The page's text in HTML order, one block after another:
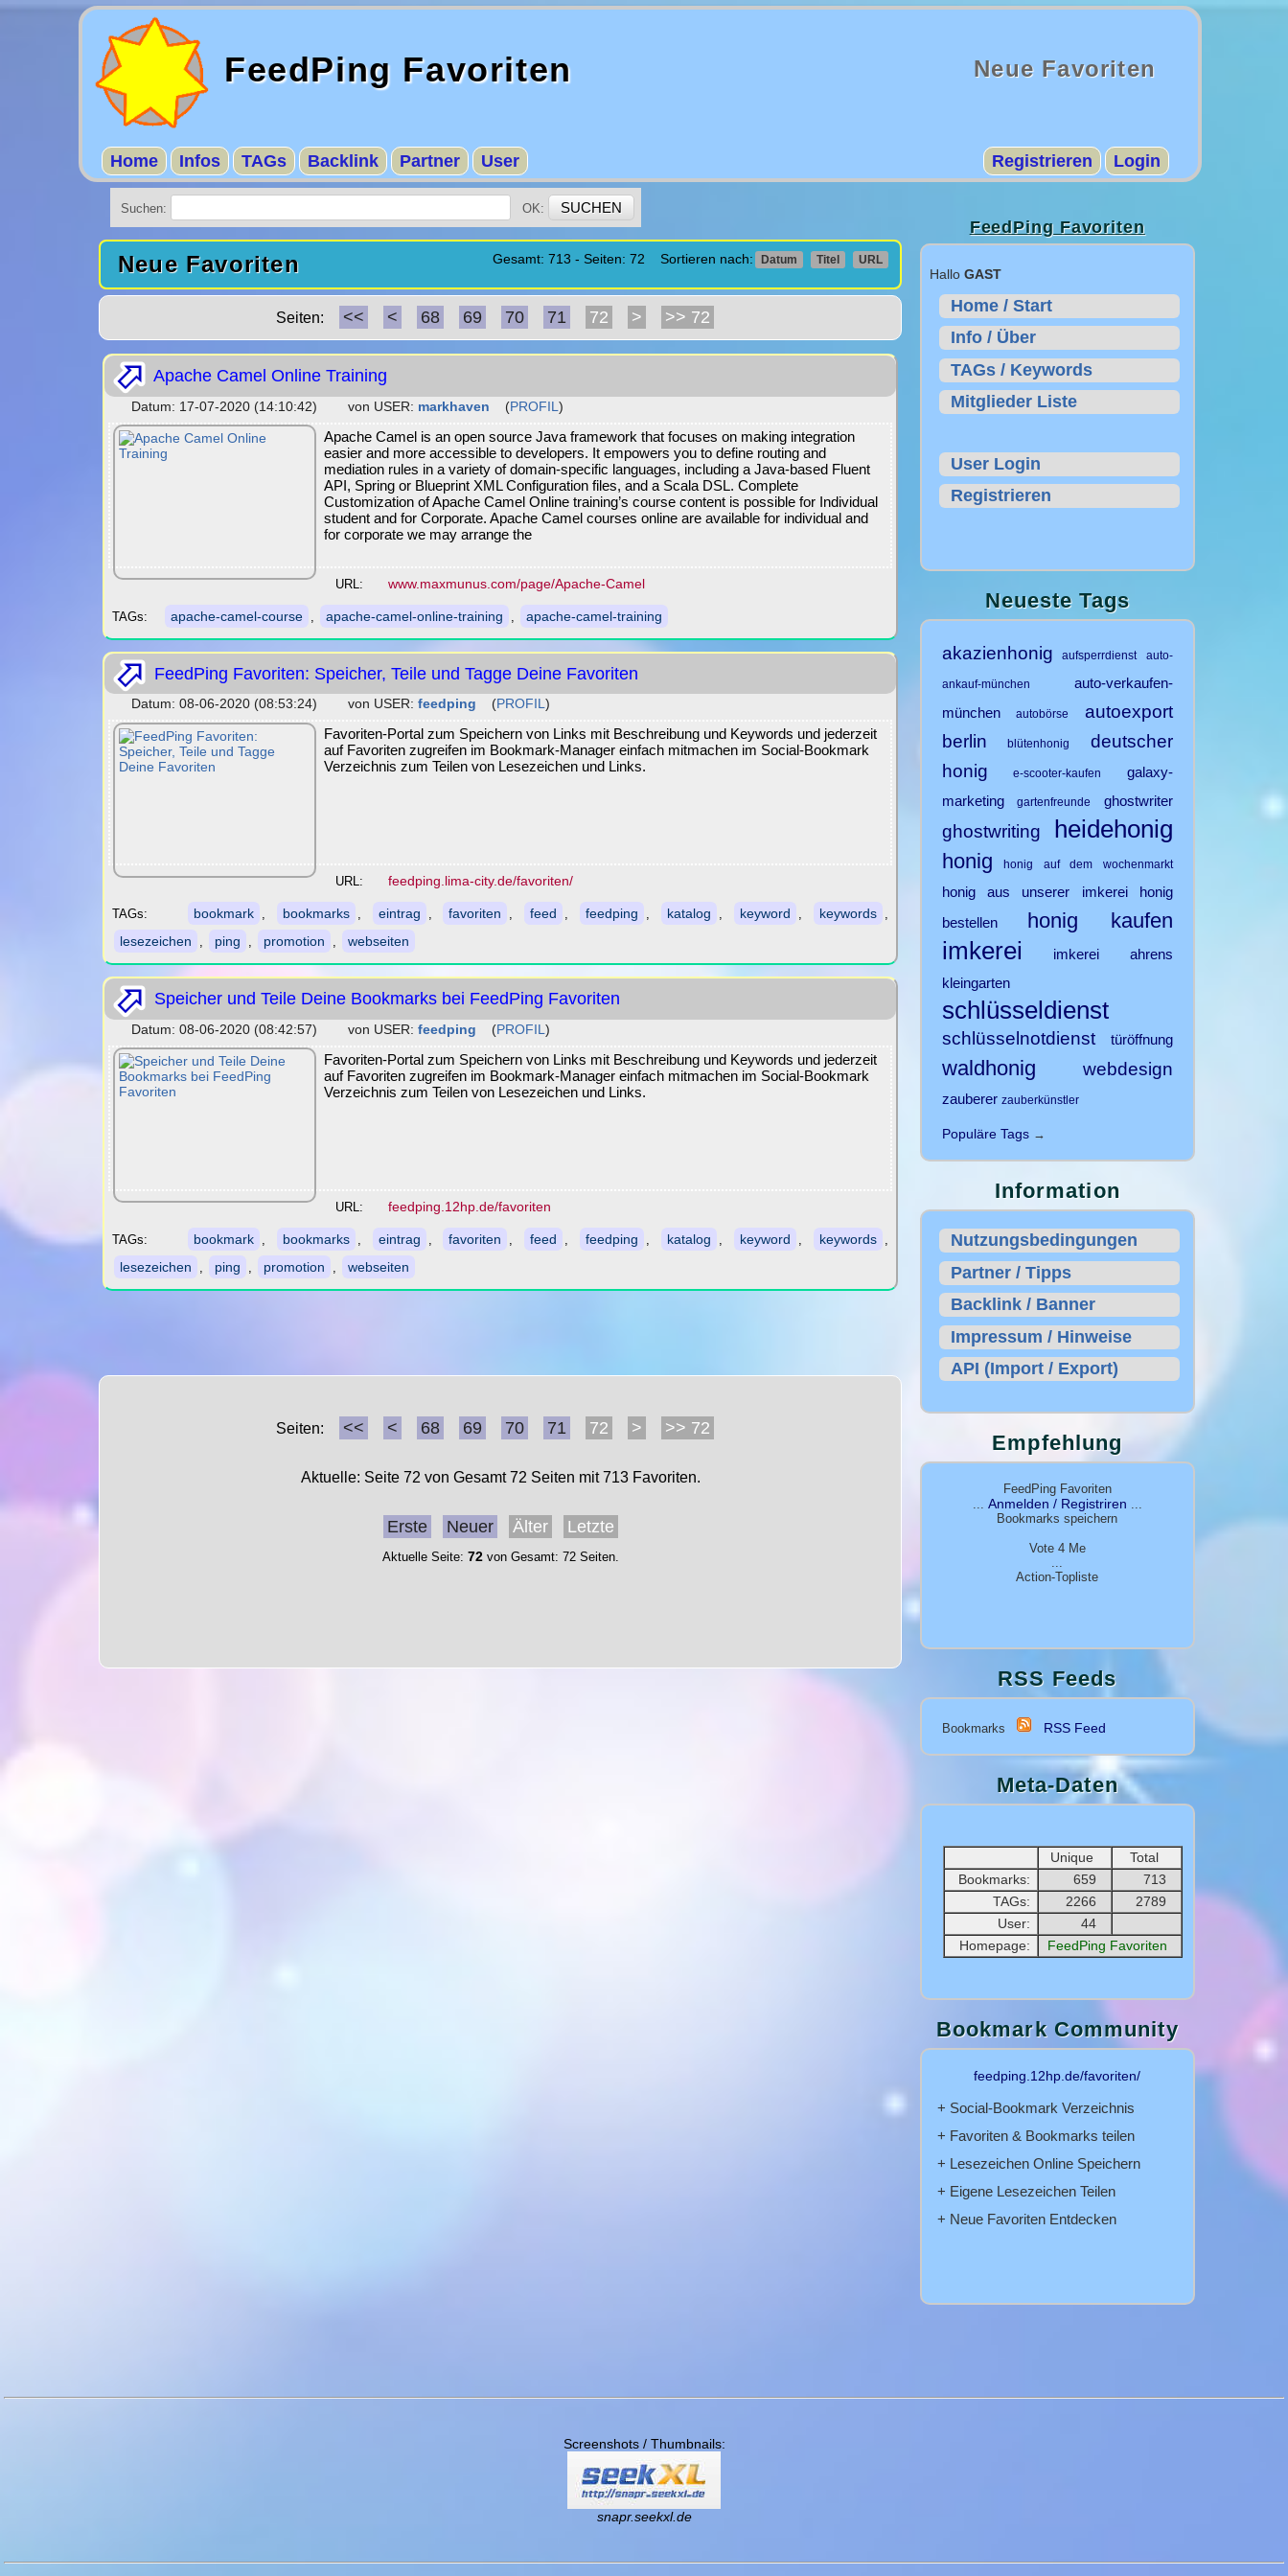
FeedPing Favoriten Neue Favoriten
Home Infos TAGs Backlink Partner User Login
Registrieren
Suchen: OK:
Gesamt: 713 - Seiten: 72 Sortieren nach: Datum Titel URL
Neue Favoriten
Seiten: << < 68 69 70 71 72 > >> 72
Apache Camel Online Training
Datum: 17-07-2020 (14:10:42) von USER: markhaven (PROFIL )
Apache Camel is an open source Java framework that focuses on making integration
easier and more accessible to developers. It empowers you to define routing and
mediation rules in a variety of domain-specific languages, including a Java-based Fluent
API, Spring or Blueprint XML Configuration files, and a Scala DSL. Complete
Customization of Apache Camel Online training’s course content is possible for Individual
student and for Corporate. Apache Camel courses online are available for individual and
for corporate we may arrange the
URL: www.maxmunus.com/page/Apache-Camel
TAGs: apache-camel-course apache-camel-online-training apache-camel-training
FeedPing Favoriten: Speicher, Teile und Tagge Deine Favoriten
Datum: 08-06-2020 (08:53:24) von USER: feedping (PROFIL)
Favoriten-Portal zum Speichern von Links mit Beschreibung und Keywords und jederzeit
auf Favoriten zugreifen im Bookmark-Manager einfach mitmachen im Social-Bookmark
Verzeichnis zum Teilen von Lesezeichen und Links.
URL: feedping.lima-city.de/favoriten/
TAGs: bookmark , bookmarks , eintrag , favoriten , feed , feedping , katalog , keyword , keywords ,
lesezeichen , ping , promotion , webseiten
Speicher und Teile Deine Bookmarks bei FeedPing Favoriten
Datum: 08-06-2020 (08:42:57) von USER: feedping (PROFIL )
Favoriten-Portal zum Speichern von Links mit Beschreibung und Keywords und jederzeit
auf Favoriten zugreifen im Bookmark-Manager einfach mitmachen im Social-Bookmark
Verzeichnis zum Teilen von Lesezeichen und Links.
URL: feedping.12hp.de/favoriten
TAGs: bookmark bookmarks eintrag favoriten feed feedping katalog keyword keywords
lesezeichen ping promotion webseiten
Seiten: << < 68 69 70 71 72 > >> 72
Aktuelle: Seite 72 von Gesamt 72 Seiten mit 713 Favoriten.
Erste Neuer Älter Letzte
Aktuelle Seite: 72von Gesamt: 72 Seiten.
FeedPing Favoriten
Hallo GAST
Home / Start
Info / Über
TAGs / Keywords
Mitglieder Liste
User Login
Registrieren
Neueste Tags
akazienhonig aufsperrdienst auto-
ankauf-münchen
auto-verkaufen-
münchen
autobörse
autoexport
berlin
blütenhonig
deutscher
honig
e-scooter-kaufen
galaxy-
marketing
gartenfreunde ghostwriter
ghostwriting heidehonig
honig honig auf dem wochenmarkt
honig aus unserer imkerei
honig
bestellen
honig kaufen
imkerei
imkerei ahrens
kleingarten
schlüsseldienst
schlüsselnotdienst türöffnung
waldhonig webdesign
zauberer zauberkünstler
Populäre Tags→
Information
Nutzungsbedingungen
Partner / Tipps
Backlink / Banner
Impressum / Hinweise
API (Import / Export)
Empfehlung
FeedPing Favoriten
Anmelden / Registriren
Bookmarks speichern
Vote 4 Me
Action-Topliste
RSS Feeds
Bookmarks RSS Feed
Meta-Daten
Unique
Total
Bookmarks:
659
713
TAGs:
2266
2789
User:
44
Homepage:
FeedPing Favoriten
Bookmark Community
feedping.12hp.de/favoriten/
+ Social-Bookmark Verzeichnis
+ Favoriten & Bookmarks teilen
+ Lesezeichen Online Speichern
+ Eigene Lesezeichen Teilen
+ Neue Favoriten Entdecken
Screenshots / Thumbnails:
snapr.seekxl.de